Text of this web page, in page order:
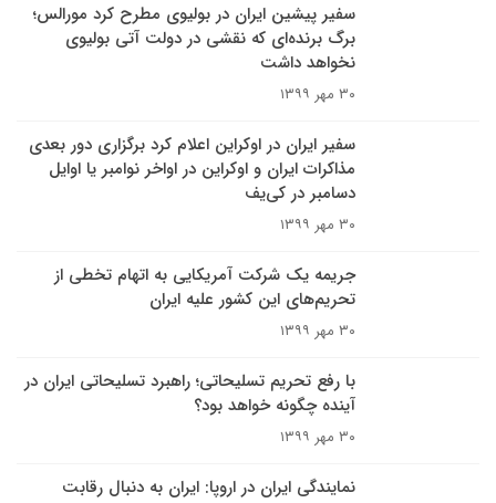
سفیر پیشین ایران در بولیوی مطرح کرد مورالس؛
برگ برنده‌ای که نقشی در دولت آتی بولیوی
نخواهد داشت
۳۰ مهر ۱۳۹۹
سفیر ایران در اوکراین اعلام کرد برگزاری دور بعدی
مذاکرات ایران و اوکراین در اواخر نوامبر یا اوایل
دسامبر در کی‌یف
۳۰ مهر ۱۳۹۹
جریمه یک شرکت آمریکایی به اتهام تخطی از
تحریم‌های این کشور علیه ایران
۳۰ مهر ۱۳۹۹
با رفع تحریم تسلیحاتی؛ راهبرد تسلیحاتی ایران در
آینده چگونه خواهد بود؟
۳۰ مهر ۱۳۹۹
نمایندگی ایران در اروپا: ایران به دنبال رقابت